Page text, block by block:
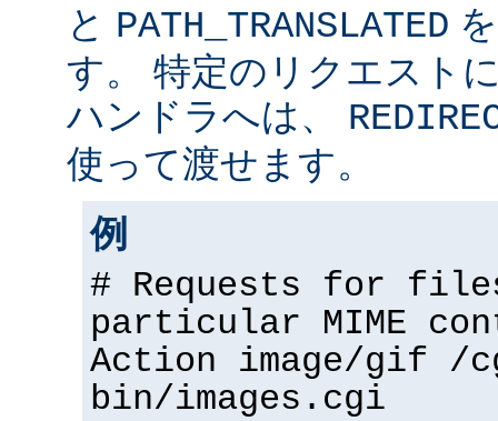
と PATH_TRANSLATED
す。 特定のリクエスト
ハンドラへは、
使って渡せます。
例
# Requests for
particular MIME
Action image/gif /
bin/images.cgi